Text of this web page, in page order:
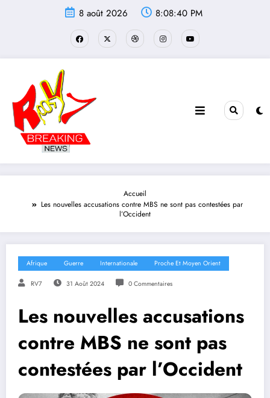
8 août 2026 8:08:41 PM
Accueil
Les nouvelles accusations contre MBS ne sont pas contestées par
l’Occident
Afrique Guerre Internationale Proche Et Moyen Orient
RV7 31 Août 2024 0 Commentaires
Les nouvelles accusations
contre MBS ne sont pas
contestées par l’Occident